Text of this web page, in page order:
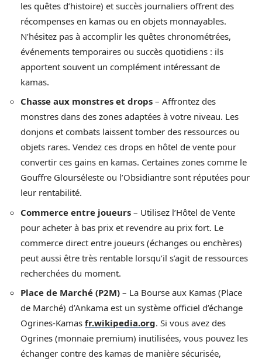
les quêtes d’histoire) et succès journaliers offrent des
récompenses en kamas ou en objets monnayables.
N’hésitez pas à accomplir les quêtes chronométrées,
événements temporaires ou succès quotidiens : ils
apportent souvent un complément intéressant de
kamas.
Chasse aux monstres et drops – Affrontez des
monstres dans des zones adaptées à votre niveau. Les
donjons et combats laissent tomber des ressources ou
objets rares. Vendez ces drops en hôtel de vente pour
convertir ces gains en kamas. Certaines zones comme le
Gouffre Glourséleste ou l’Obsidiantre sont réputées pour
leur rentabilité.
Commerce entre joueurs – Utilisez l’Hôtel de Vente
pour acheter à bas prix et revendre au prix fort. Le
commerce direct entre joueurs (échanges ou enchères)
peut aussi être très rentable lorsqu’il s’agit de ressources
recherchées du moment.
Place de Marché (P2M) – La Bourse aux Kamas (Place
de Marché) d’Ankama est un système officiel d’échange
Ogrines-Kamas fr.wikipedia.org. Si vous avez des
Ogrines (monnaie premium) inutilisées, vous pouvez les
échanger contre des kamas de manière sécurisée,